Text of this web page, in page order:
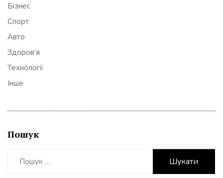
Бізнес
Спорт
Авто
Здоров’я
Технології
Інше
Пошук